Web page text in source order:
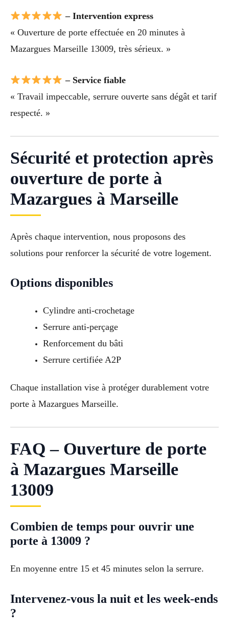
– Intervention express
« Ouverture de porte effectuée en 20 minutes à
Mazargues Marseille 13009, très sérieux. »
– Service fiable
« Travail impeccable, serrure ouverte sans dégât et tarif
respecté. »
Sécurité et protection après
ouverture de porte à
Mazargues à Marseille
Après chaque intervention, nous proposons des
solutions pour renforcer la sécurité de votre logement.
Options disponibles
Cylindre anti-crochetage
Serrure anti-perçage
Renforcement du bâti
Serrure certifiée A2P
Chaque installation vise à protéger durablement votre
porte à Mazargues Marseille.
FAQ – Ouverture de porte
à Mazargues Marseille
13009
Combien de temps pour ouvrir une
porte à 13009 ?
En moyenne entre 15 et 45 minutes selon la serrure.
Intervenez-vous la nuit et les week-ends
?